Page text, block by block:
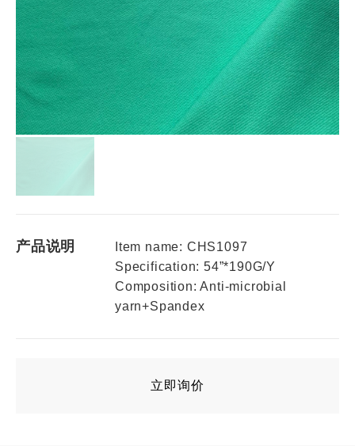
产品说明
Item name: CHS1097
Specification: 54”*190G/Y
Composition: Anti-microbial
yarn+Spandex
立即询价